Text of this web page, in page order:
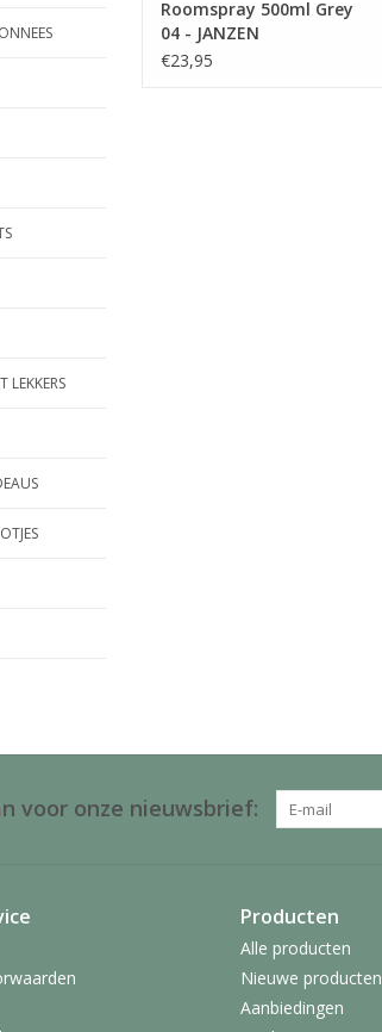
LEKKERS
Roomspray 500ml Grey
04 - JANZEN
€23,95
voor onze nieuwsbrief:
Producten
Alle producten
Nieuwe producten
Aanbiedingen